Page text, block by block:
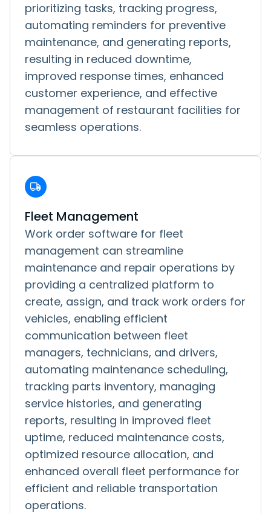
prioritizing tasks, tracking progress,
automating reminders for preventive
maintenance, and generating reports,
resulting in reduced downtime,
improved response times, enhanced
customer experience, and effective
management of restaurant facilities for
seamless operations.
Fleet Management
Work order software for fleet
management can streamline
maintenance and repair operations by
providing a centralized platform to
create, assign, and track work orders for
vehicles, enabling efficient
communication between fleet
managers, technicians, and drivers,
automating maintenance scheduling,
tracking parts inventory, managing
service histories, and generating
reports, resulting in improved fleet
uptime, reduced maintenance costs,
optimized resource allocation, and
enhanced overall fleet performance for
efficient and reliable transportation
operations.